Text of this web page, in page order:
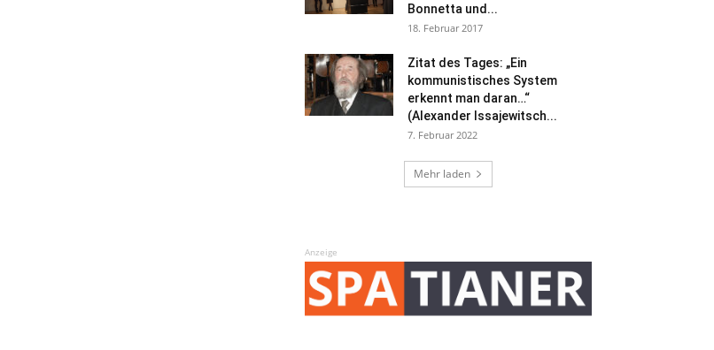
Bonnetta und...
18. Februar 2017
Zitat des Tages: „Ein
kommunistisches System
erkennt man daran…“
(Alexander Issajewitsch...
7. Februar 2022
Mehr laden
Anzeige